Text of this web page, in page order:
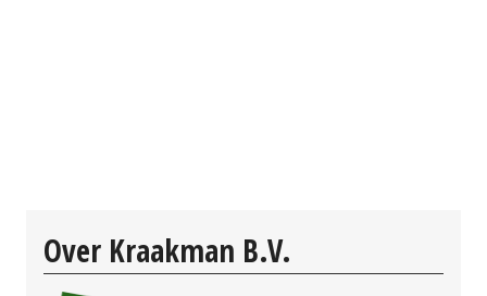
Over Kraakman B.V.